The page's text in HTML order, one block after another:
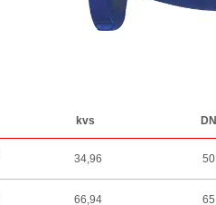
kvs DN
34,96 50
66,94 65